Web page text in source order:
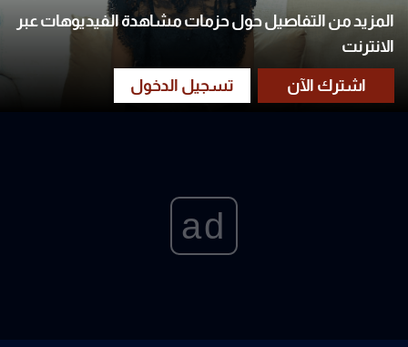
المزيد من التفاصيل حول حزمات مشاهدة الفيديوهات عبر
الانترنت
ad